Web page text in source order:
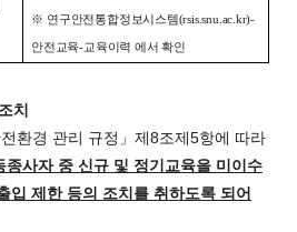
※ 연구안전통합정보시스템(rsis.snu.ac.kr)-
안전교육-교육이력 에서 확인
치
환경 관리 규정」제8조제5항에 따라
종사자 중 신규 및 정기교육을 미이수
입 제한 등의 조치를 취하도록 되어